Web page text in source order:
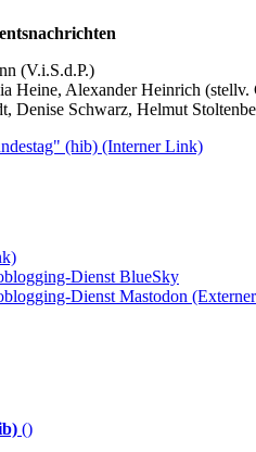
(V.i.S.d.P.)
Heine, Alexander Heinrich (stellv.
Denise Schwarz, Helmut
(hib) (Interner Link)
Dienst BlueSky
Dienst Mastodon
()